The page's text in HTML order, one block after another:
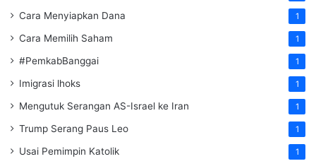
Cara Menyiapkan Dana 1
Cara Memilih Saham 1
#PemkabBanggai 1
Imigrasi lhoks 1
Mengutuk Serangan AS-Israel ke Iran 1
Trump Serang Paus Leo 1
Usai Pemimpin Katolik 1